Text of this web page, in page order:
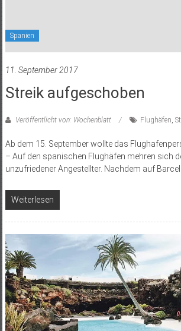
Spanien
11. September 2017
Streik aufgeschoben
Veröffentlicht von: Wochenblatt Flughäfen,
Ab dem 15. September wollte das
– Auf den spanischen Flughäfen mehren sich
unzufriedener Angestellter. Nachdem auf
Weiterlesen